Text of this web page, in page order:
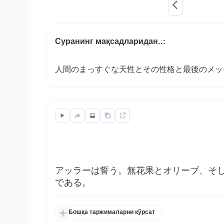
Суранинг мақсадларидан..:
人間のまっすぐな天性とその性格と最後のメ
アッラーは誓う。無花果とオリーブ、そ
である。
Бошқа таржималарни кўрсат